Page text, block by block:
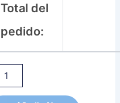
Total del
pedido: